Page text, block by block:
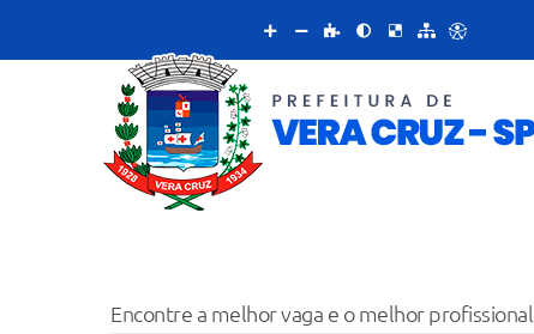
Encontre a melhor vaga e o melhor profissional